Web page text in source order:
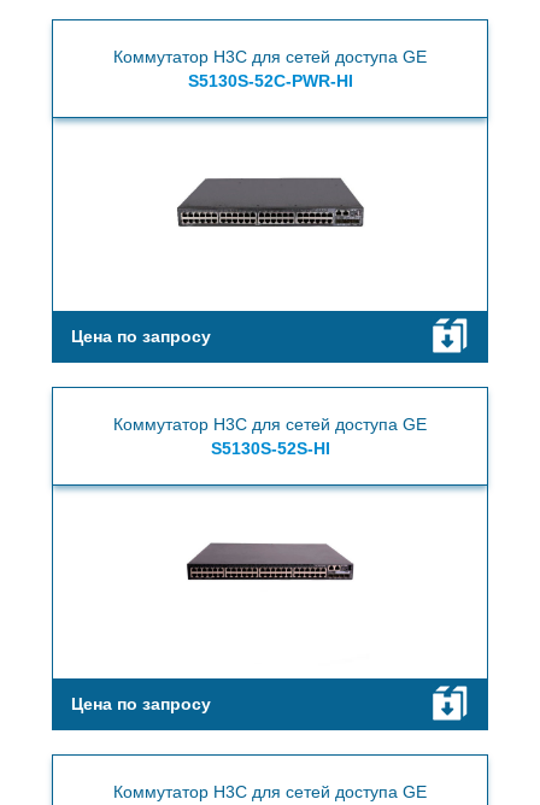
Коммутатор H3C для сетей доступа GE
S5130S-52C-PWR-HI
Цена по запросу
Коммутатор H3C для сетей доступа GE
S5130S-52S-HI
Цена по запросу
Коммутатор H3C для сетей доступа GE